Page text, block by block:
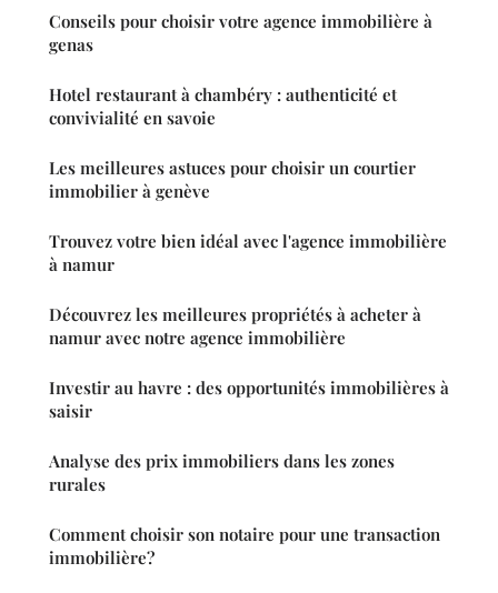
Conseils pour choisir votre agence immobilière à
genas
Hotel restaurant à chambéry : authenticité et
convivialité en savoie
Les meilleures astuces pour choisir un courtier
immobilier à genève
Trouvez votre bien idéal avec l'agence immobilière
à namur
Découvrez les meilleures propriétés à acheter à
namur avec notre agence immobilière
Investir au havre : des opportunités immobilières à
saisir
Analyse des prix immobiliers dans les zones
rurales
Comment choisir son notaire pour une transaction
immobilière?